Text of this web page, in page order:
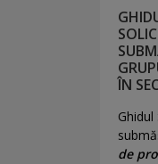
ÎN
de